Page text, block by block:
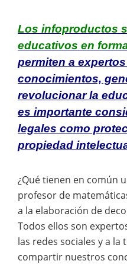
Los infoproductos
educativos en
permiten a
conocimientos,
revolucionar la
es importante
legales como
propiedad
¿Qué tienen en común
profesor de
a la elaboración de
Todos ellos son
las redes sociales y a
compartir nuestros